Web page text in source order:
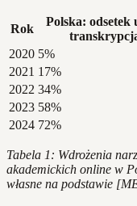
Rok
Polska: odsetek
2020 5%
2021 17%
2022 34%
2023 58%
2024 72%
Tabela 1: Wdrożenia
akademickich online w
własne na podstawie